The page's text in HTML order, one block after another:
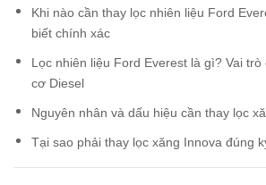
Khi nào cần thay lọc nhiên liệu Ford
biết chính xác
Lọc nhiên liệu Ford Everest là gì? Vai
cơ Diesel
Nguyên nhân và dấu hiệu cần thay lọc
Tại sao phải thay lọc xăng Innova đúng